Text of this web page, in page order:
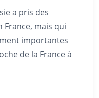
a pris des
France, mais qui
importantes
de la France à